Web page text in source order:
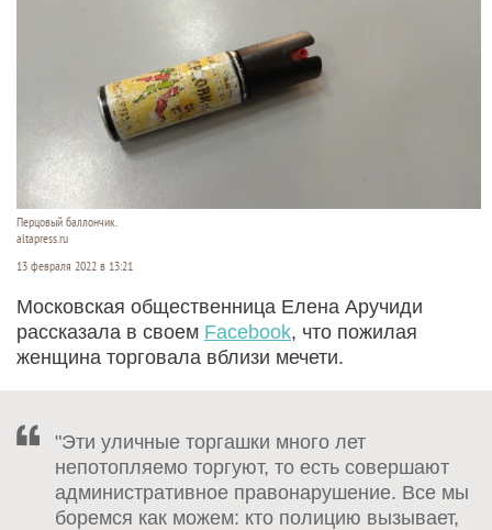
Перцовый баллончик.
altapress.ru
13 февраля 2022 в 13:21
Московская общественница Елена Аручиди
рассказала в своем Facebook, что пожилая
женщина торговала вблизи мечети.
"Эти уличные торгашки много лет
непотопляемо торгуют, то есть совершают
административное правонарушение. Все мы
боремся как можем: кто полицию вызывает,